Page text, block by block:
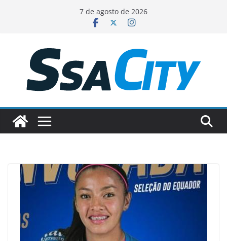
conteúdo
7 de agosto de 2026